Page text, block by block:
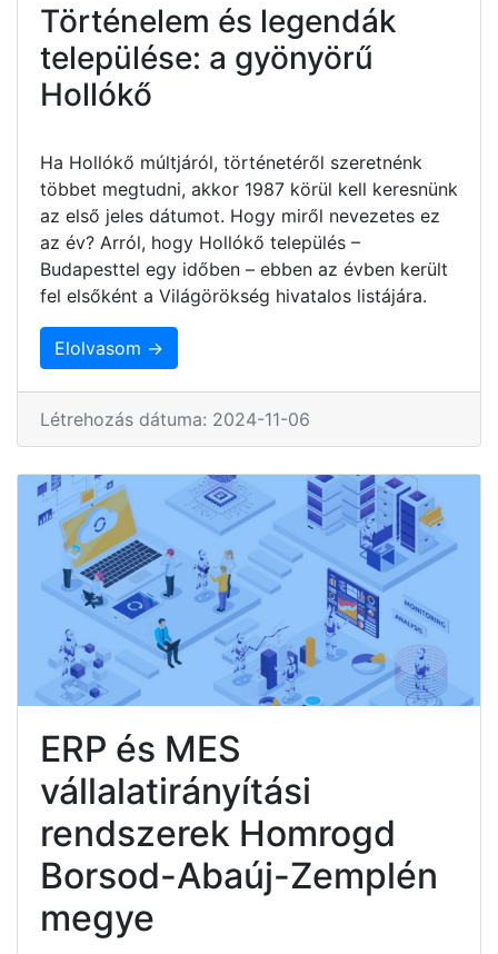
Történelem és legendák
települése: a gyönyörű
Hollókő
Ha Hollókő múltjáról, történetéről szeretnénk
többet megtudni, akkor 1987 körül kell keresnünk
az első jeles dátumot. Hogy miről nevezetes ez
az év? Arról, hogy Hollókő település –
Budapesttel egy időben – ebben az évben került
fel elsőként a Világörökség hivatalos listájára.
Elolvasom →
Létrehozás dátuma: 2024-11-06
ERP és MES
vállalatirányítási
rendszerek Homrogd
Borsod-Abaúj-Zemplén
megye